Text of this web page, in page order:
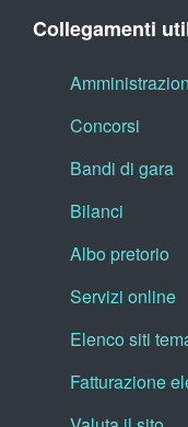
Collegamenti
Concorsi
Bandi di gara
Bilanci
Albo pretorio
Servizi online
Elenco siti
Fatturazione